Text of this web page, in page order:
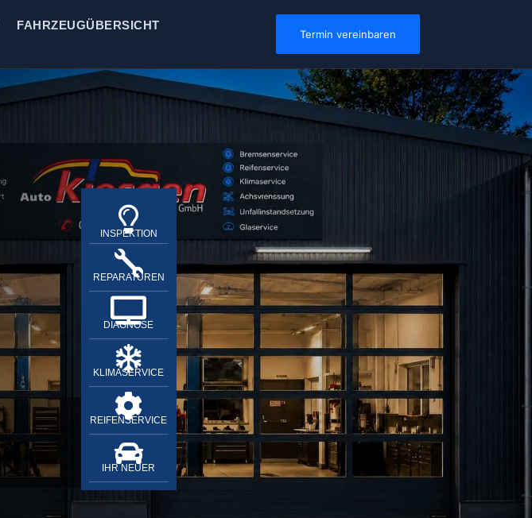
FAHRZEUGÜBERSICHT
Termin vereinbaren

INSPEKTION

REPARATUREN

DIAGNOSE

KLIMASERVICE

REIFENSERVICE

IHR NEUER